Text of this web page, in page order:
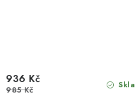
936 Kč
985 Kč